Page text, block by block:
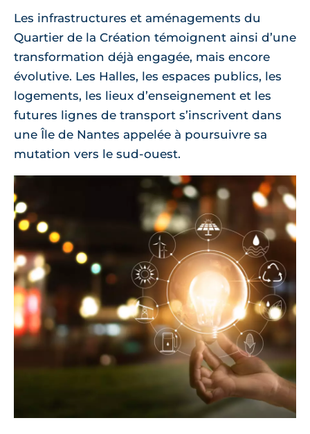
Les infrastructures et aménagements du
Quartier de la Création témoignent ainsi d’une
transformation déjà engagée, mais encore
évolutive. Les Halles, les espaces publics, les
logements, les lieux d’enseignement et les
futures lignes de transport s’inscrivent dans
une Île de Nantes appelée à poursuivre sa
mutation vers le sud-ouest.